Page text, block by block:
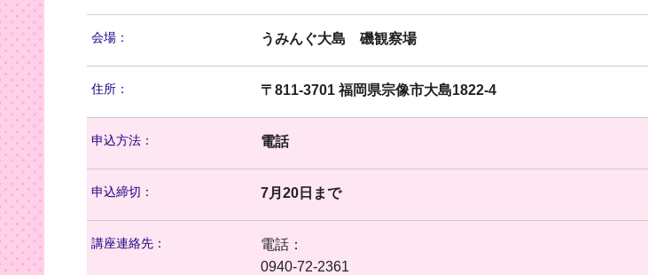
会場： うみんぐ大島 磯観察場
住所： 〒811-3701 福岡県宗像市大島1822-4
申込方法： 電話
申込締切： 7月20日まで
講座連絡先：
電話：
0940-72-2361